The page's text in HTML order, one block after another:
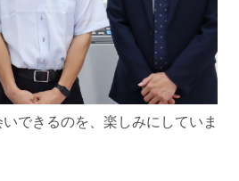
できるのを、楽しみにしていま